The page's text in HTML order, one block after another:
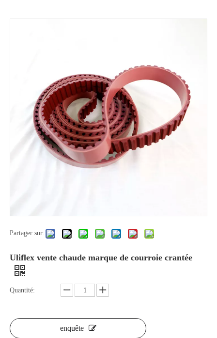
Partager sur:
Uliflex vente chaude marque de courroie crantée
Quantité:
enquête